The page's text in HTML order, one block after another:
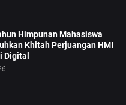
Himpunan Mahasiswa
Khitah Perjuangan HMI
Digital